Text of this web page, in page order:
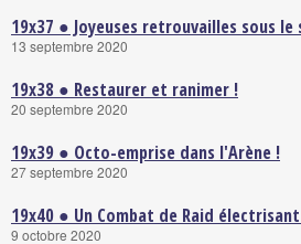
19x37 ● Joyeuses retrouvailles sous
13 septembre 2020
19x38 ● Restaurer et ranimer !
20 septembre 2020
19x39 ● Octo-emprise dans l'Arène !
27 septembre 2020
19x40 ● Un Combat de Raid
9 octobre 2020